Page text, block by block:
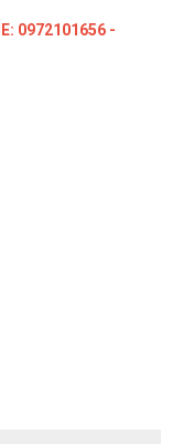
0972101656 -